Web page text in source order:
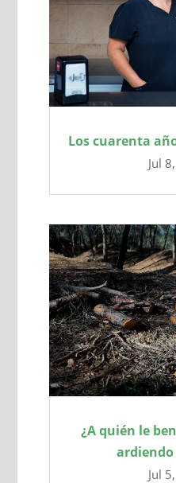
Los cuarenta
Jul
¿A quién le
Jul